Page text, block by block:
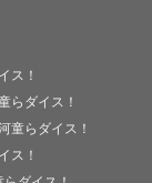
ス！
ダイス！
らダイス！
ス！